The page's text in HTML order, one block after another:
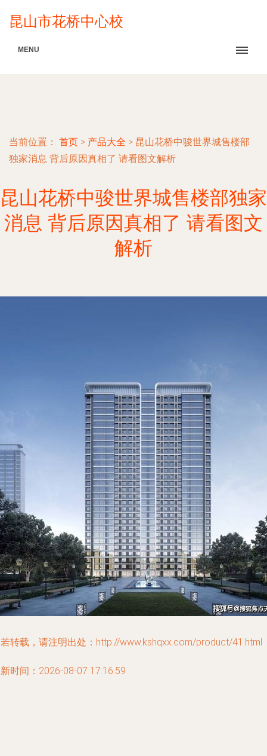
昆山市花桥中心校
MENU
当前位置： 首页 > 产品大全 > 昆山花桥中骏世界城售楼部
独家消息 背后原因真相了 请看图文解析
昆山花桥中骏世界城售楼部独家
消息 背后原因真相了 请看图文
解析
转载，请注明出处：http://www.kshqxx.com/product/41.html
时间：2026-08-07 17:16:59